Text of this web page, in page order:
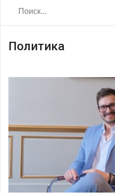
Политика